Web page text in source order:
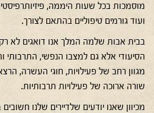
מוסמכות בכל שעות היממה,
ועוד גורמים טיפוליים בהתאם לצורך.
בבית אבות שלמה המלך אנו דואגים לא רק
הסיעודי אלא גם למצבו הנפשי, התרבותי
מגוון רחב של פעילויות, חוגי העשרה,
שורה ארוכה של פעילויות תרבותיות.
מכיוון שאנו יודעים שלדיירים שלנו